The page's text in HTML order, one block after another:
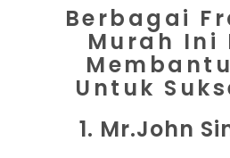
Berbagai
Murah Ini
Untuk
1. Mr.John